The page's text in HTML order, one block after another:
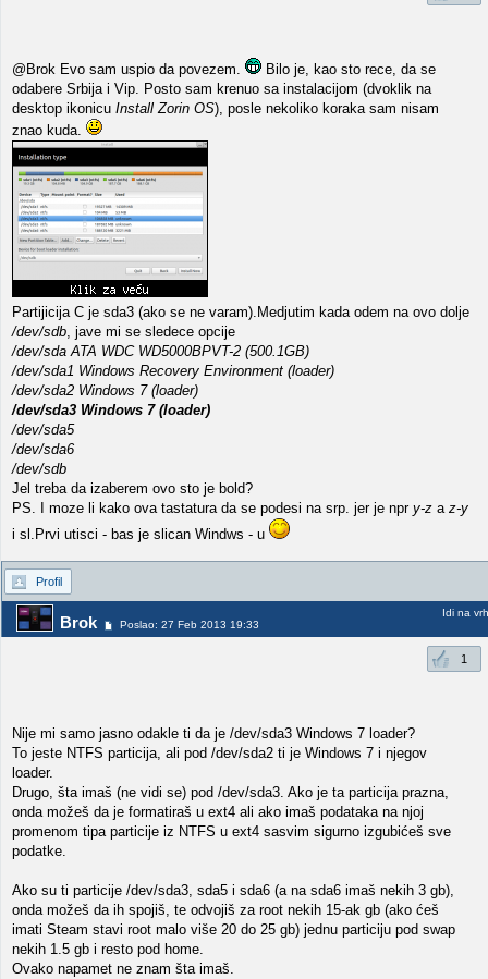
@Brok Evo sam uspio da povezem.
Bilo je, kao sto rece, da se
odabere Srbija i Vip. Posto sam krenuo sa instalacijom (dvoklik na
desktop ikonicu Install Zorin OS), posle nekoliko koraka sam nisam
znao kuda.
Partijicija C je sda3 (ako se ne varam).Medjutim kada odem na ovo dolje
/dev/sdb, jave mi se sledece opcije
/dev/sda ATA WDC WD5000BPVT-2 (500.1GB)
/dev/sda1 Windows Recovery Environment (loader)
/dev/sda2 Windows 7 (loader)
/dev/sda3 Windows 7 (loader)
/dev/sda5
/dev/sda6
/dev/sdb
Jel treba da izaberem ovo sto je bold?
PS. I moze li kako ova tastatura da se podesi na srp. jer je npr y-z a z-y
i sl.Prvi utisci - bas je slican Windws - u
Profil
Brok Poslao: 27 Feb 2013 19:33
Idi na vrh
1
Nije mi samo jasno odakle ti da je /dev/sda3 Windows 7 loader?
To jeste NTFS particija, ali pod /dev/sda2 ti je Windows 7 i njegov
loader.
Drugo, šta imaš (ne vidi se) pod /dev/sda3. Ako je ta particija prazna,
onda možeš da je formatiraš u ext4 ali ako imaš podataka na njoj
promenom tipa particije iz NTFS u ext4 sasvim sigurno izgubićeš sve
podatke.
Ako su ti particije /dev/sda3, sda5 i sda6 (a na sda6 imaš nekih 3 gb),
onda možeš da ih spojiš, te odvojiš za root nekih 15-ak gb (ako ćeš
imati Steam stavi root malo više 20 do 25 gb) jednu particiju pod swap
nekih 1.5 gb i resto pod home.
Ovako napamet ne znam šta imaš.